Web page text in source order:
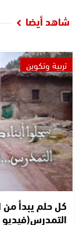
شاهد أيضا
تربية وتكوين
كل حلم يبدأ